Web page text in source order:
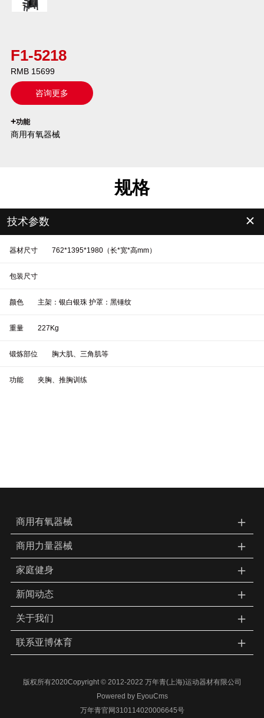
F1-5218
RMB 15699
咨询更多
`
+功能
商用有氧器械
规格
技术参数 ＋
器材尺寸 762*1395*1980（长*宽*高mm）
包装尺寸
颜色 主架：银白银珠 护罩：黑锤纹
重量 227Kg
锻炼部位 胸大肌、三角肌等
功能 夹胸、推胸训练
商用有氧器械 ＋
商用力量器械 ＋
家庭健身 ＋
新闻动态 ＋
关于我们 ＋
联系亚博体育 ＋
版权所有2020Copyright © 2012-2022 万年青(上海)运动器材有限公司
Powered by EyouCms
万年青官网310114020006645号